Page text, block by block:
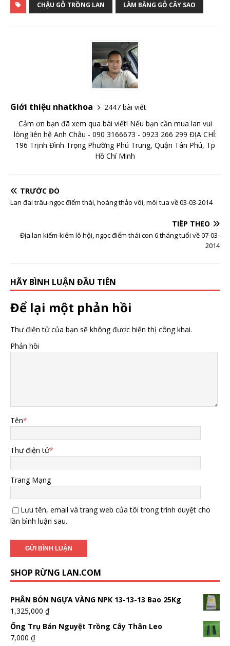
CHẬU GỖ TRỒNG LAN LÀM BẰNG GỖ CÂY SAO
Giới thiệu nhatkhoa
2447 bài viết
Cảm ơn bạn đã xem qua bài viết! Nếu bạn cần mua lan vui
lòng liên hệ Anh Châu - 090 3166673 - 0923 266 299 ĐỊA CHỈ:
196 Trịnh Đình Trọng Phường Phú Trung, Quận Tân Phú, Tp
Hồ Chí Minh
TRƯỚC ĐÓ
Lan đai trâu-ngọc điểm thái, hoàng thảo vôi, môi tua về 03-03-2014
TIẾP THEO
Địa lan kiếm-kiếm lô hội, ngọc điểm thái con 6 tháng tuổi về 07-03-
2014
HÃY BÌNH LUẬN ĐẦU TIÊN
Để lại một phản hồi
Thư điện tử của bạn sẽ không được hiện thị công khai.
Phản hồi
Tên*
Thư điện tử*
Trang Mạng
Lưu tên, email và trang web của tôi trong trình duyệt cho
lần bình luận sau.
SHOP RỪNG LAN.COM
PHÂN BÓN NGỰA VÀNG NPK 13-13-13 Bao 25Kg
1,325,000 ₫
Ống Trụ Bán Nguyệt Trồng Cây Thân Leo
7,000 ₫